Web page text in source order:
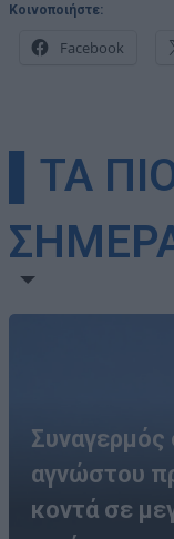
Κοινοποιήστε:
Facebook
▌ΤΑ
Συναγερμός
αγνώστου
κοντά σε